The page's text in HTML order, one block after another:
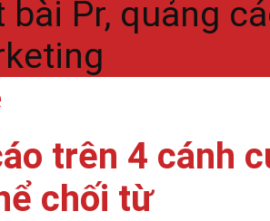
bài Pr, quảng
trên 4 cánh
chối từ